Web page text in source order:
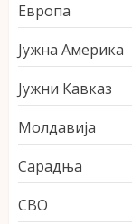
Европа
Јужна Америка
Јужни Кавказ
Молдавија
Сарадња
СВО